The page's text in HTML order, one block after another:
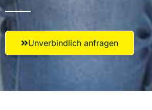
Unverbindlich anfragen